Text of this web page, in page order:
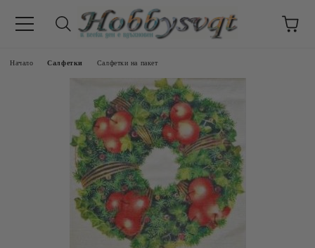
Начало Салфетки Салфетки на пакет